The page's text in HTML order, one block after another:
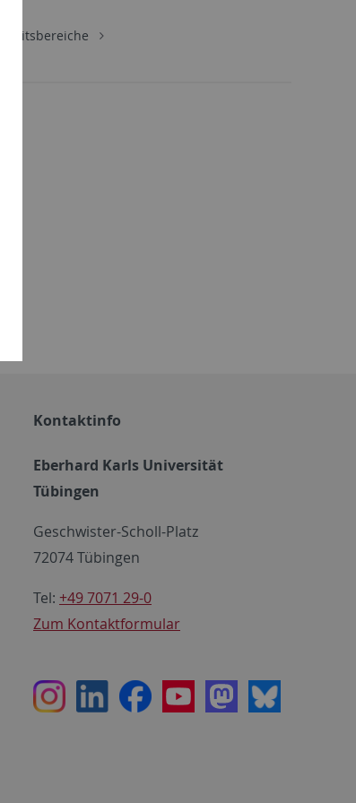
Arbeitsbereiche
Kontaktinfo
Eberhard Karls Universität
Tübingen
Geschwister-Scholl-Platz
72074 Tübingen
Tel: +49 7071 29-0
Zum Kontaktformular
InstagramLinkedInFacebookYoutubeMastodon
Bluesky